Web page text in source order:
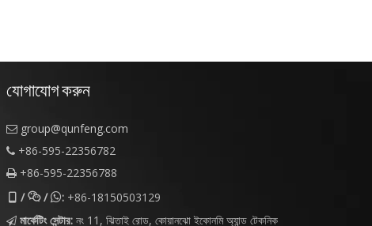
যোগাযোগ করুন
 group@qunfeng.com
 +86-595-22356782
 +86-595-22356788
//: +86-18150503129
 মার্কেটিং সেন্টার: নং 11, ঝিতাই রোড, কোয়ানঝো ইকোনমি অ্যান্ড টেকনিক